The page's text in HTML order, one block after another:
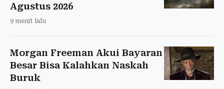
Agustus 2026
9 menit lalu
Morgan Freeman Akui Bayaran
Besar Bisa Kalahkan Naskah
Buruk